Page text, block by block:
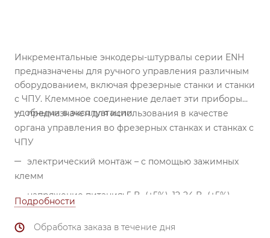
Инкрементальные энкодеры-штурвалы серии ENH
предназначены для ручного управления различным
оборудованием, включая фрезерные станки и станки
с ЧПУ. Клеммное соединение делает эти приборы
удобными в эксплуатации.
предназначен для использования в качестве
органа управления во фрезерных станках и станках с
ЧПУ
электрический монтаж – с помощью зажимных
клемм
напряжение питания: 5 В- (±5%), 12-24 В- (±5%)
Подробности
Обработка заказа в течение дня